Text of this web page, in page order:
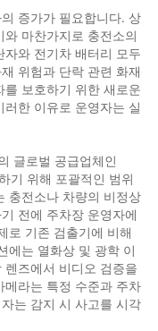
증가가 필요합니다. 상
마찬가지로 충전소의
와 전기차 배터리 모두
위험과 단락 관련 화재
보호하기 위한 새로운
한 이유로 운영자는 실
글로벌 공급업체인
기 위해 포괄적인 범위
충전소나 차량의 비정상
전에 주차장 운영자에
로 기존 검출기에 비해
에는 열화상 및 광학 이
즈에서 비디오 검증을
라는 특정 수준과 주차
는 감지 시 사고를 시각